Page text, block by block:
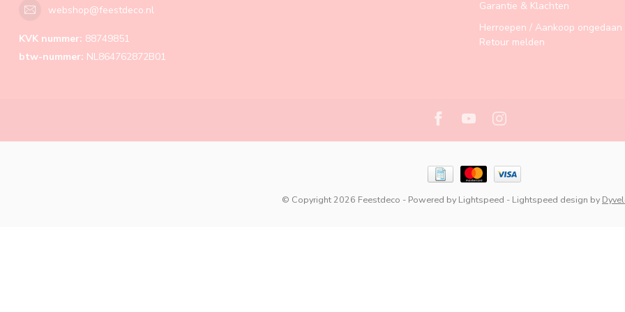
webshop@feestdeco.nl
KVK nummer: 88749851
btw-nummer: NL864762872B01
Garantie & Klachten
Herroepen / Aankoop ongedaan
Retour melden
© Copyright 2026 Feestdeco - Powered by Lightspeed - Lightspeed design by